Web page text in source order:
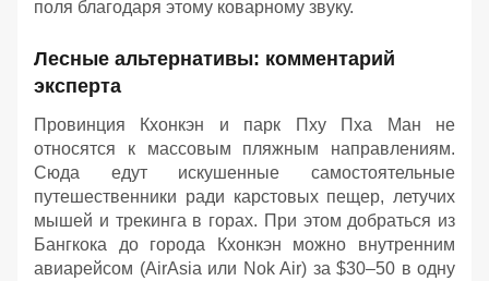
поля благодаря этому коварному звуку.
Лесные альтернативы: комментарий
эксперта
Провинция Кхонкэн и парк Пху Пха Ман не
относятся к массовым пляжным направлениям.
Сюда едут искушенные самостоятельные
путешественники ради карстовых пещер, летучих
мышей и трекинга в горах. При этом добраться из
Бангкока до города Кхонкэн можно внутренним
авиарейсом (AirAsia или Nok Air) за $30–50 в одну